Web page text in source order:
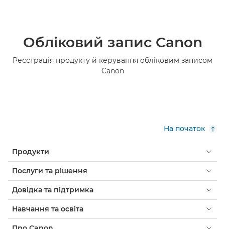
Обліковий запис Canon
Реєстрація продукту й керування обліковим записом
Canon
На початок
Продукти
Послуги та рішення
Довідка та підтримка
Навчання та освіта